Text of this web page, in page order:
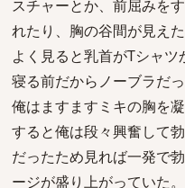
スチャーとか、前屈みを
れたり、胸の谷間が見えた
よく見ると乳首がTシャツ
寝る前だからノーブラだ
俺はますますミキの胸を凝
すると俺は段々興奮して
だったため見れば一発で
ージが盛り上がっていた。